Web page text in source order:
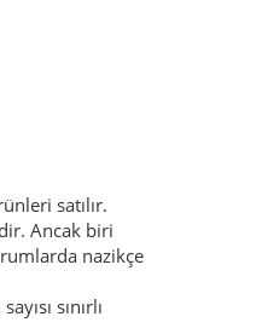
bu desteği
yürümek,